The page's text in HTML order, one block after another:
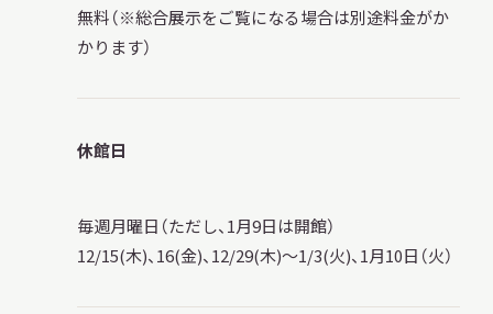
無料（※総合展示をご覧になる場合は別途料金がか
かります）
休館日
毎週月曜日（ただし、1月9日は開館）
12/15(木)、16(金)、12/29(木)～1/3(火)、1月10日（火）